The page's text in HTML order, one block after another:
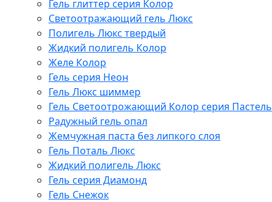
Гель глиттер серия Колор
Светоотражающий гель Люкс
Полигель Люкс твердый
Жидкий полигель Колор
Желе Колор
Гель серия Неон
Гель Люкс шиммер
Гель Светоотрожающий Колор серия Пастель
Радужный гель опал
Жемчужная паста без липкого слоя
Гель Поталь Люкс
Жидкий полигель Люкс
Гель серия Диамонд
Гель Снежок